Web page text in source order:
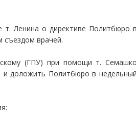
т. Ленина о директиве Политбюро
съездом врачей.
(ГПУ) при помощи т.
и доложить Политбюро в